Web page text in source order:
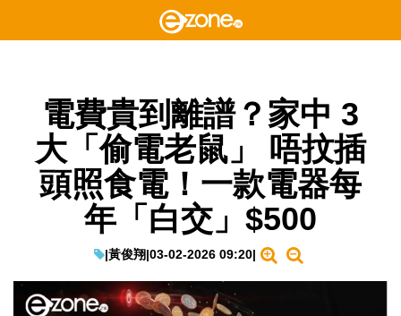
電費貴到離譜？家中 3
大「偷電老鼠」 唔抆插
頭照食電！一款電器每
年「白交」$500
|黃俊翔|03-02-2026 09:20|